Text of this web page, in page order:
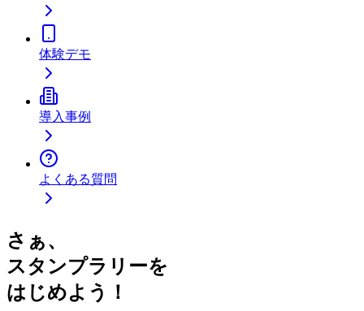
体験デモ
導入事例
よくある質問
さぁ、
スタンプラリーを
はじめよう！